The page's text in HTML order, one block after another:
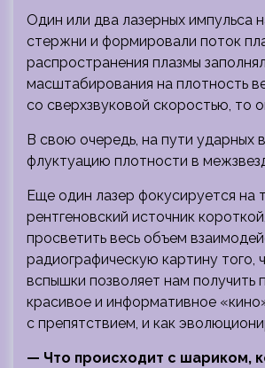
Один или два лазерных импульса
стержни и формировали поток
распространения плазмы
масштабирования на плотность
со сверхзвуковой скоростью, то
В свою очередь, на пути ударных
флуктуацию плотности в
Еще один лазер фокусируется на
рентгеновский источник
просветить весь объем
радиографическую картину того,
вспышки позволяет нам получить
красивое и информативное
с препятствием, и как
— Что происходит с шариком,